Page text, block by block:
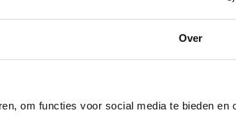
Over
om functies voor social media te bieden en
van Kuijck)were